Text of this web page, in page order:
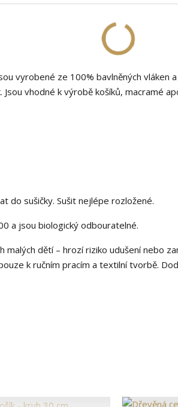
vyrobené ze 100% bavlněných vláken
vhodné k výrobě košíků, macramé
do sušičky. Sušit nejlépe rozložené.
a jsou biologický odbouratelné.
dětí – hrozí riziko udušení nebo
k ručním pracím a textilní tvorbě.